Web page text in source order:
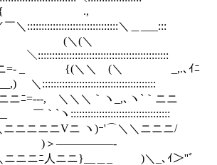
ノ{ .,
＼::::::::::::::::::::::::::::::::＼＿___:::
:::::,:′乂 (＼(＼
::::::::::::::::::::::::::::::::::::::::::::::
ニニ=- _ {(＼＼ (＼ _,.､ｲﾆ
＼::::::::::::::::::::::::::::::::::::::::
ニﾆ=‐--, ＼＼＼｀ヽ_,､ヽ`｀ニニ
￣｀`ヽ:::::::::::::::::::::::::::::::::::
ニニニニニVニ ヽ)ｰ'⌒＼＼ニニニ/
)＞―――――‐
ニニニﾆ人ニニ}__＿_ )＼_､ｲ＞''ﾞ